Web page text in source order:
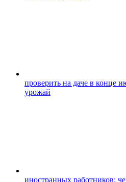
проверить на даче в конце
урожай
иностранных работников: